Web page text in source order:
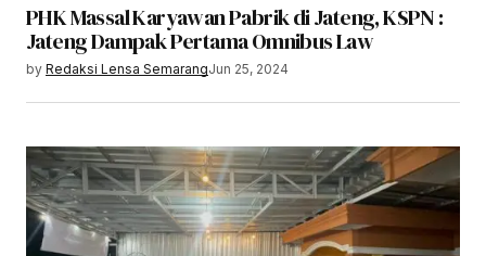
PHK Massal Karyawan Pabrik di Jateng, KSPN :
Jateng Dampak Pertama Omnibus Law
by Redaksi Lensa SemarangJun 25, 2024